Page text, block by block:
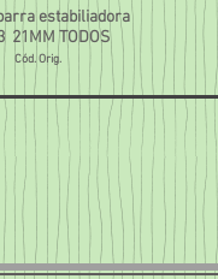
estabiliadora
21MM TODOS
Cód. Orig.